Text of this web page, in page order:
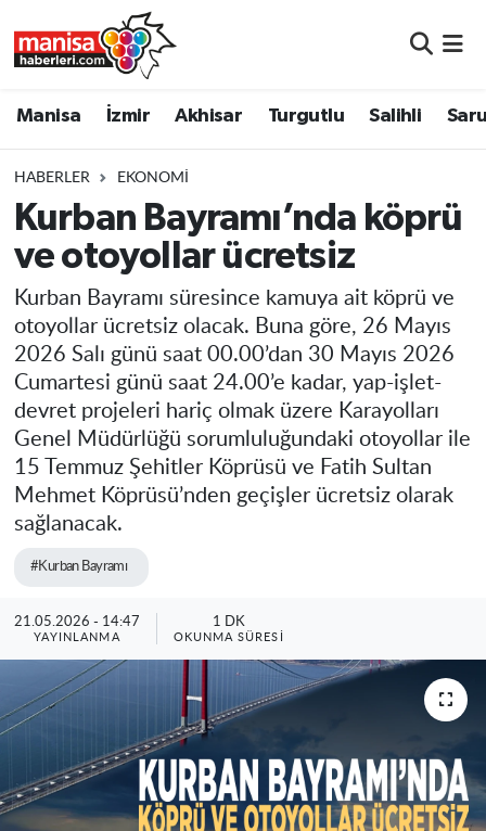
Manisa İzmir Akhisar Turgutlu Salihli
HABERLER EKONOMI
Kurban Bayramı’nda köprü
ve otoyollar ücretsiz
Kurban Bayramı süresince kamuya ait köprü ve
otoyollar ücretsiz olacak. Buna göre, 26 Mayıs
2026 Salı günü saat 00.00’dan 30 Mayıs 2026
Cumartesi günü saat 24.00’e kadar, yap-işlet-
devret projeleri hariç olmak üzere Karayolları
Genel Müdürlüğü sorumluluğundaki otoyollar ile
15 Temmuz Şehitler Köprüsü ve Fatih Sultan
Mehmet Köprüsü’nden geçişler ücretsiz olarak
sağlanacak.
#Kurban Bayramı
21.05.2026 - 14:47
YAYINLANMA
1 DK
OKUNMA SÜRESI
Turgutlu
Salihli
Saruhanlı
Soma
Resmi İlanlar
Manisa Nöbetçi Eczaneler
Manisa Trafik Yoğunluk Haritası
Süper Lig Puan Durumu ve Fikstür
Tüm Manşetler
Son Dakika Haberleri
Haber Arşivi